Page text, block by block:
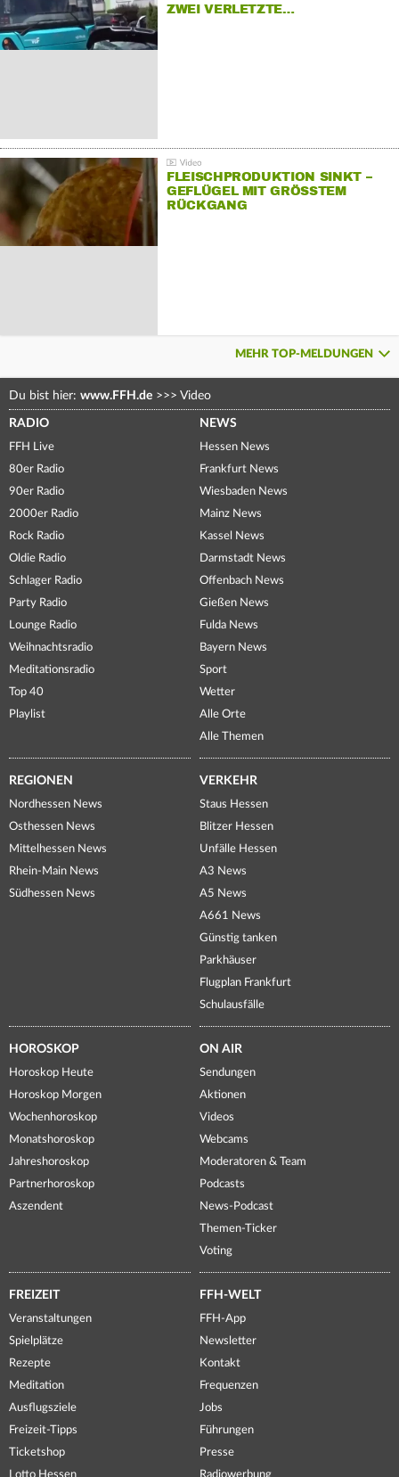
ZWEI VERLETZTE…
FLEISCHPRODUKTION SINKT –
GEFLÜGEL MIT GRÖSSTEM R
ÜCKGANG
MEHR TOP-MELDUNGEN
Du bist hier: www.FFH.de >>> Video
RADIO
FFH Live
80er Radio
90er Radio
2000er Radio
Rock Radio
Oldie Radio
Schlager Radio
Party Radio
Lounge Radio
Weihnachtsradio
Meditationsradio
Top 40
Playlist
NEWS
Hessen News
Frankfurt News
Wiesbaden News
Mainz News
Kassel News
Darmstadt News
Offenbach News
Gießen News
Fulda News
Bayern News
Sport
Wetter
Alle Orte
Alle Themen
REGIONEN
Nordhessen News
Osthessen News
Mittelhessen News
Rhein-Main News
Südhessen News
VERKEHR
Staus Hessen
Blitzer Hessen
Unfälle Hessen
A3 News
A5 News
A661 News
Günstig tanken
Parkhäuser
Flugplan Frankfurt
Schulausfälle
HOROSKOP
Horoskop Heute
Horoskop Morgen
Wochenhoroskop
Monatshoroskop
Jahreshoroskop
Partnerhoroskop
Aszendent
ON AIR
Sendungen
Aktionen
Videos
Webcams
Moderatoren & Team
Podcasts
News-Podcast
Themen-Ticker
Voting
FREIZEIT
Veranstaltungen
Spielplätze
Rezepte
Meditation
Ausflugsziele
Freizeit-Tipps
Ticketshop
Lotto Hessen
FFH-WELT
FFH-App
Newsletter
Kontakt
Frequenzen
Jobs
Führungen
Presse
Radiowerbung